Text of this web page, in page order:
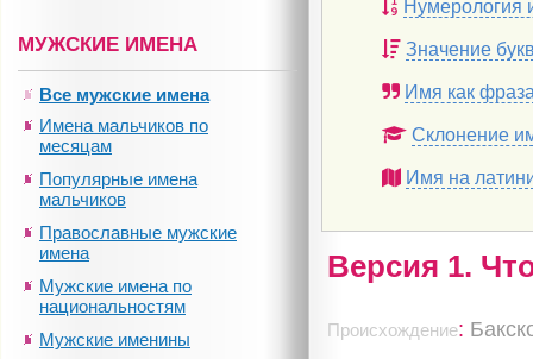
Нумерология
Значение
Имя как
Склонение
Имя на
Версия 1.
Происхождение:
МУЖСКИЕ ИМЕНА
Все мужские имена
Имена мальчиков по
месяцам
Популярные имена
мальчиков
Православные мужские
имена
Мужские имена по
национальностям
Мужские именины